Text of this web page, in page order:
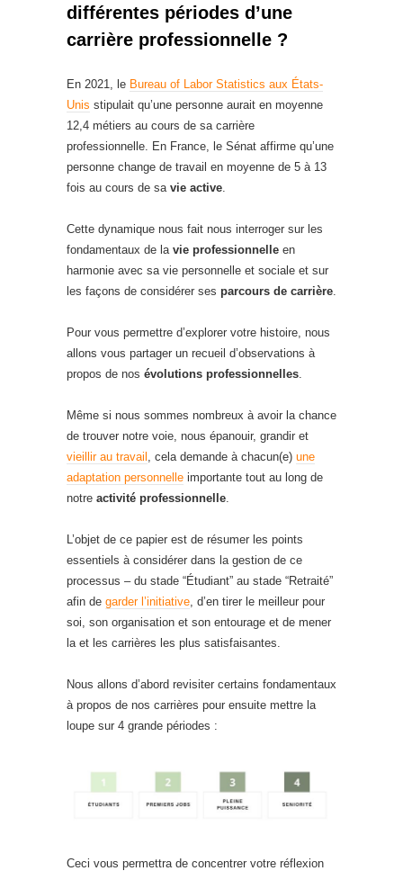
différentes périodes d’une
carrière professionnelle ?
En 2021, le Bureau of Labor Statistics aux États-
Unis stipulait qu’une personne aurait en moyenne
12,4 métiers au cours de sa carrière
professionnelle. En France, le Sénat affirme qu’une
personne change de travail en moyenne de 5 à 13
fois au cours de sa vie active.
Cette dynamique nous fait nous interroger sur les
fondamentaux de la vie professionnelle en
harmonie avec sa vie personnelle et sociale et sur
les façons de considérer ses parcours de carrière.
Pour vous permettre d’explorer votre histoire, nous
allons vous partager un recueil d’observations à
propos de nos évolutions professionnelles.
Même si nous sommes nombreux à avoir la chance
de trouver notre voie, nous épanouir, grandir et
vieillir au travail , cela demande à chacun(e) une
adaptation personnelle importante tout au long de
notre activité professionnelle.
L’objet de ce papier est de résumer les points
essentiels à considérer dans la gestion de ce
processus – du stade “Étudiant” au stade “Retraité”
afin de garder l’initiative, d’en tirer le meilleur pour
soi, son organisation et son entourage et de mener
la et les carrières les plus satisfaisantes.
Nous allons d’abord revisiter certains fondamentaux
à propos de nos carrières pour ensuite mettre la
loupe sur 4 grande périodes :
Ceci vous permettra de concentrer votre réflexion